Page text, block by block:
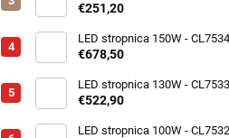
€251,20
LED stropnica 150W - CL7534
€678,50
LED stropnica 130W - CL7533
€522,90
LED stropnica 100W - CL7532